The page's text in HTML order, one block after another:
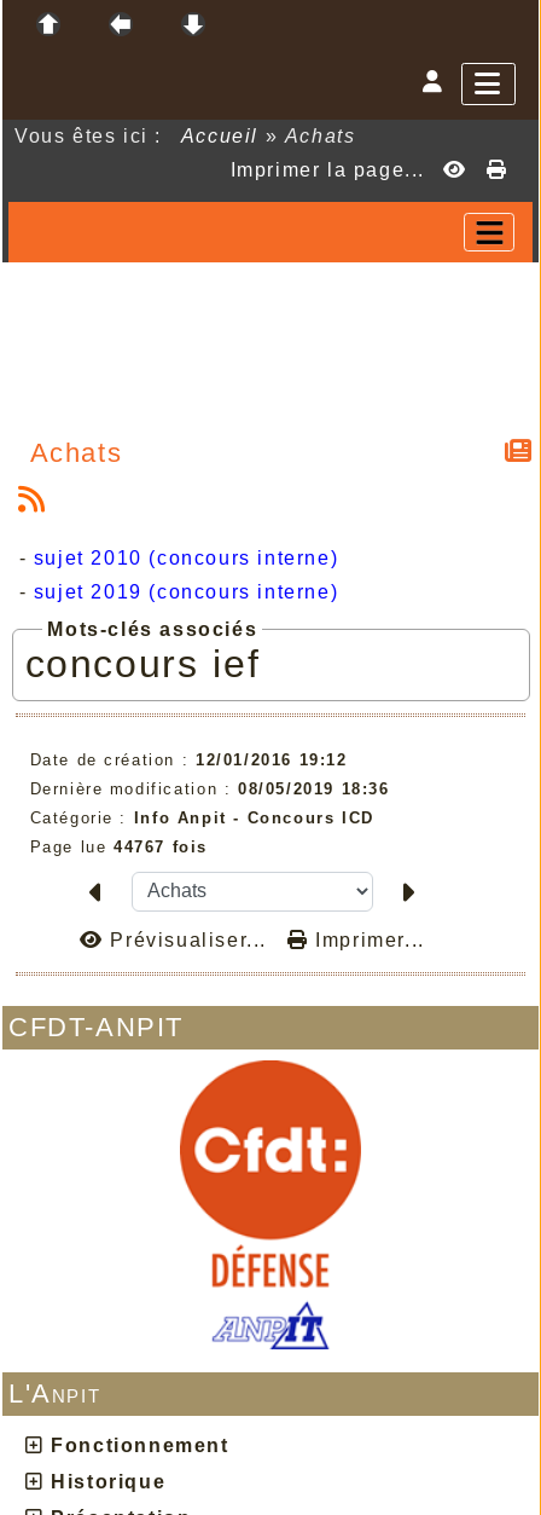
Vous êtes ici : Accueil » Achats
Imprimer la page...
CFDT-ANPIT
L'Anpit
Fonctionnement
Historique
Achats
- sujet 2010 (concours interne)
- sujet 2019 (concours interne)
Mots-clés associés
concours ief
Date de création : 12/01/2016 19:12
Dernière modification : 08/05/2019 18:36
Catégorie : Info Anpit - Concours ICD
Page lue 44767 fois
Prévisualiser... Imprimer...